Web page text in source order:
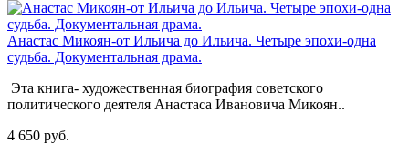
Анастас Микоян-от Ильича до Ильича. Четыре эпохи-одна
судьба. Документальная драма.
Эта книга- художественная биография советского
политического деятеля Анастаса Ивановича Микоян..
4 650 руб.